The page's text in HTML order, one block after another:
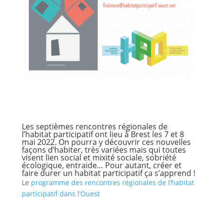
Les septièmes rencontres régionales de
l’habitat participatif ont lieu à Brest les 7 et 8
mai 2022. On pourra y découvrir ces nouvelles
façons d’habiter, très variées mais qui toutes
visent lien social et mixité sociale, sobriété
écologique, entraide… Pour autant, créer et
faire durer un habitat participatif ça s’apprend !
Le programme des rencontres régionales de l’habitat
participatif dans l’Ouest